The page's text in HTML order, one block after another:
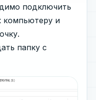
подключить
компьютеру и
папку с